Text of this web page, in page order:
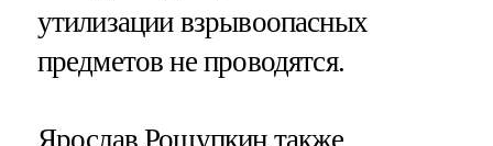
утилизации взрывоопасных
предметов не проводятся.
Ярослав Рощупкин также